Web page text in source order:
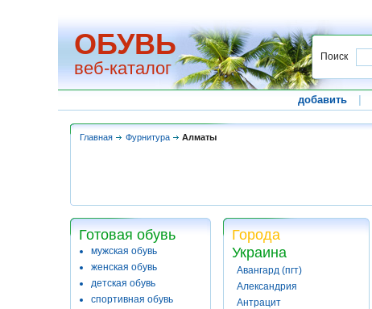
ОБУВЬ
веб-каталог
Поиск
добавить
Главная Фурнитура Алматы
Готовая обувь
мужская обувь
женская обувь
детская обувь
спортивная обувь
Города
Украина
Авангард (пгт)
Александрия
Антрацит